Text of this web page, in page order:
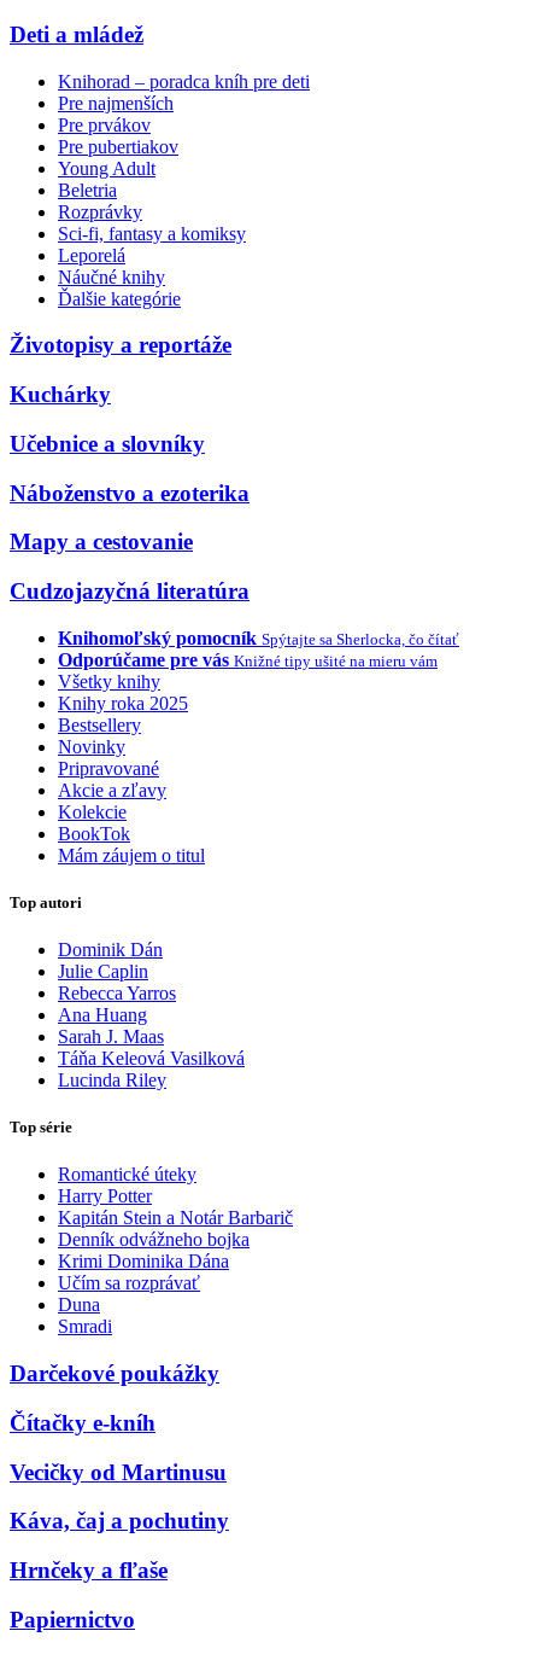
Deti a mládež
Knihorad – poradca kníh pre deti
Pre najmenších
Pre prvákov
Pre pubertiakov
Young Adult
Beletria
Rozprávky
Sci-fi, fantasy a komiksy
Leporelá
Náučné knihy
Ďalšie kategórie
Životopisy a reportáže
Kuchárky
Učebnice a slovníky
Náboženstvo a ezoterika
Mapy a cestovanie
Cudzojazyčná literatúra
Knihomoľský pomocník Spýtajte sa Sherlocka, čo čítať
Odporúčame pre vás Knižné tipy ušité na mieru vám
Všetky knihy
Knihy roka 2025
Bestsellery
Novinky
Pripravované
Akcie a zľavy
Kolekcie
BookTok
Mám záujem o titul
Top autori
Dominik Dán
Julie Caplin
Rebecca Yarros
Ana Huang
Sarah J. Maas
Táňa Keleová Vasilková
Lucinda Riley
Top série
Romantické úteky
Harry Potter
Kapitán Stein a Notár Barbarič
Denník odvážneho bojka
Krimi Dominika Dána
Učím sa rozprávať
Duna
Smradi
Darčekové poukážky
Čítačky e-kníh
Vecičky od Martinusu
Káva, čaj a pochutiny
Hrnčeky a fľaše
Papiernictvo